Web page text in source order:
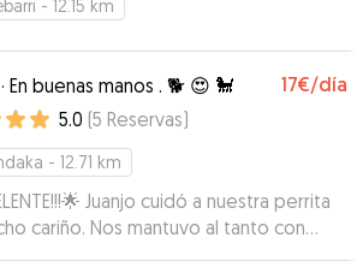
- 12.15 km
· En buenas manos . 🐕 😍 🐩 17€/día
5.0 (5 Reservas)
- 12.71 km
Juanjo cuidó a nuestra perrita
cariño. Nos mantuvo al tanto con
de ella y es evidente que ella lo